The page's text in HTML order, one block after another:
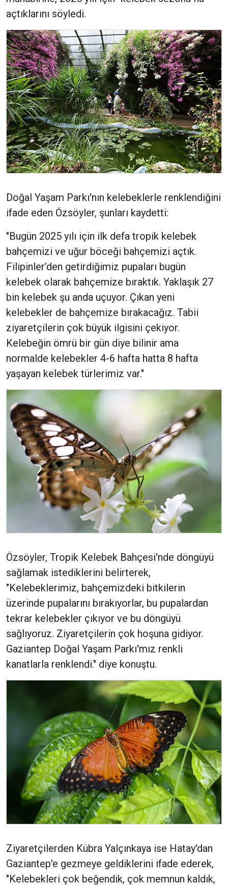
açtıklarını söyledi.
Doğal Yaşam Parkı'nın kelebeklerle renklendiğini
ifade eden Özsöyler, şunları kaydetti:
"Bugün 2025 yılı için ilk defa tropik kelebek
bahçemizi ve uğur böceği bahçemizi açtık.
Filipinler’den getirdiğimiz pupaları bugün
kelebek olarak bahçemize bıraktık. Yaklaşık 27
bin kelebek şu anda uçuyor. Çıkan yeni
kelebekler de bahçemize bırakacağız. Tabii
ziyaretçilerin çok büyük ilgisini çekiyor.
Kelebeğin ömrü bir gün diye bilinir ama
normalde kelebekler 4-6 hafta hatta 8 hafta
yaşayan kelebek türlerimiz var."
Özsöyler, Tropik Kelebek Bahçesi'nde döngüyü
sağlamak istediklerini belirterek,
"Kelebeklerimiz, bahçemizdeki bitkilerin
üzerinde pupalarını bırakıyorlar, bu pupalardan
tekrar kelebekler çıkıyor ve bu döngüyü
sağlıyoruz. Ziyaretçilerin çok hoşuna gidiyor.
Gaziantep Doğal Yaşam Parkı'mız renkli
kanatlarla renklendi." diye konuştu.
Ziyaretçilerden Kübra Yalçınkaya ise Hatay'dan
Gaziantep'e gezmeye geldiklerini ifade ederek,
"Kelebekleri çok beğendik, çok memnun kaldık,